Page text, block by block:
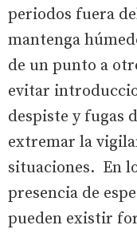
periodos fuera
mantenga
de un punto a
evitar
despiste y fugas
extremar la
situaciones. En
presencia de
pueden existir